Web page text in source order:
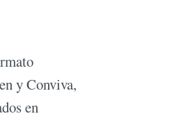
y Conviva,
en